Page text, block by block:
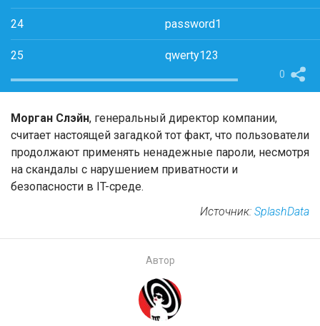
24 password1
25 qwerty123
0
Морган Слэйн, генеральный директор компании,
считает настоящей загадкой тот факт, что пользователи
продолжают применять ненадежные пароли, несмотря
на скандалы с нарушением приватности и
безопасности в IT-среде.
Источник: SplashData
Автор